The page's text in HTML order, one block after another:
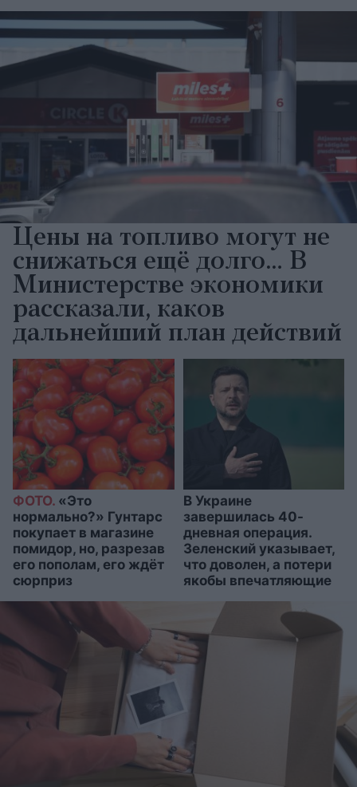
Цены на топливо могут не
снижаться ещё долго… В
Министерстве экономики
рассказали, каков
дальнейший план действий
ФОТО. «Это
нормально?» Гунтарс
покупает в магазине
помидор, но, разрезав
его пополам, его ждёт
сюрприз
В Украине
завершилась 40-
дневная операция.
Зеленский указывает,
что доволен, а потери
якобы впечатляющие